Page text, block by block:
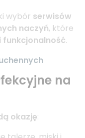
wybór serwisów
naczyń, które
funkcjonalność.
na
okazję: